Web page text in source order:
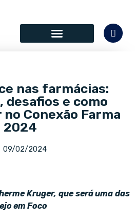
nas farmácias:
desafios e como
Conexão Farma
2024
09/02/2024
Kruger, que será uma das
em Foco